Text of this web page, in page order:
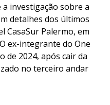
investigação sobre a
detalhes dos últimos
CasaSur Palermo, em
ex-integrante do One
2024, após cair da
no terceiro andar